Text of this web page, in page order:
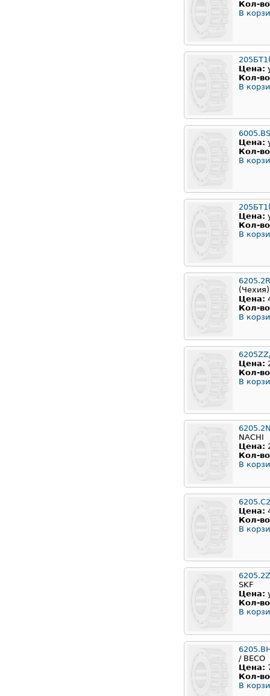
Кол-
В
Цена:
Кол-
В
Цена:
Кол-
В
Цена:
Кол-
В
(Чехия)
Цена:
Кол-
В
Цена:
Кол-
В
NACHI
Цена:
Кол-
В
Цена:
Кол-
В
SKF
Цена:
Кол-
В
/ BECO
Цена:
Кол-
В